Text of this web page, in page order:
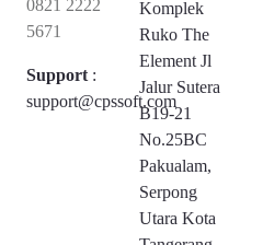
0821 2222
5671
Support:
support@cpssoft.com
Komplek
Ruko The
Element Jl
Jalur Sutera
B19-21
No.25BC
Pakualam,
Serpong
Utara Kota